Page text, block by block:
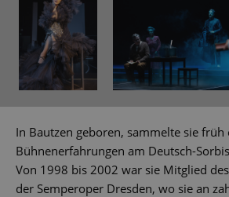
In Bautzen geboren, sammelte sie früh
Bühnenerfahrungen am Deutsch-
Von 1998 bis 2002 war sie Mitglied
der Semperoper Dresden, wo sie an